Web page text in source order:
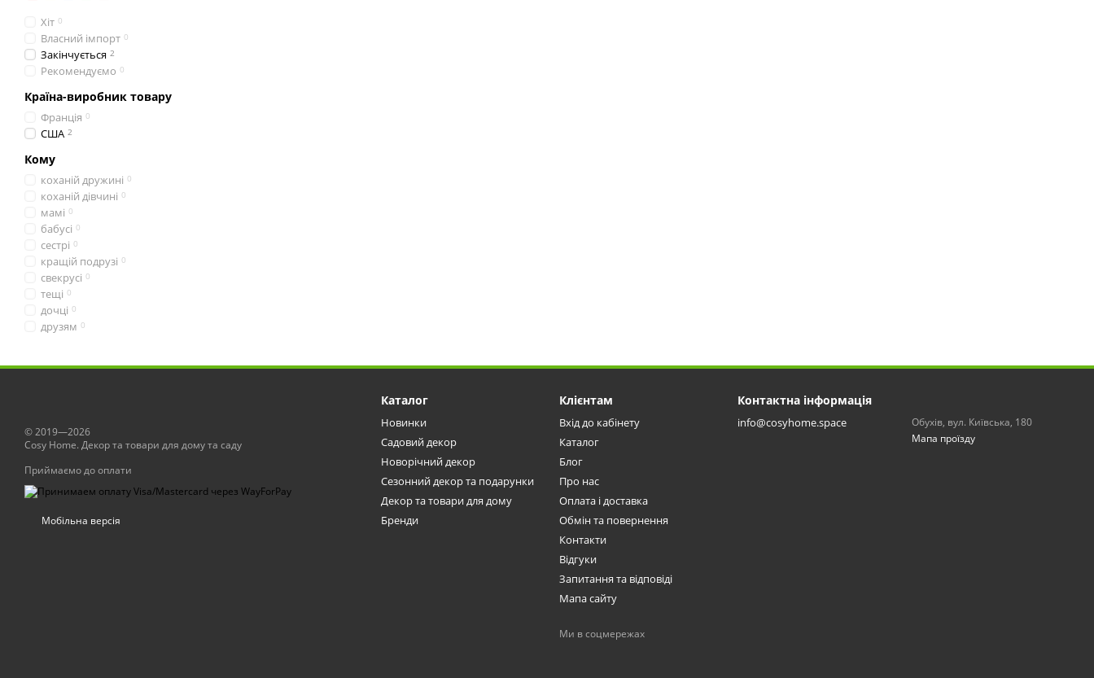
Хіт 0
Власний імпорт 0
Закінчується 2
Рекомендуємо 0
Країна-виробник товару
Франція 0
США 2
Кому
коханій дружині 0
коханій дівчині 0
мамі 0
бабусі 0
сестрі 0
кращій подрузі 0
свекруcі 0
тещі 0
дочці 0
друзям 0
© 2019—2026
Сosy Home. Декор та товари для дому та саду
Приймаємо до оплати
Мобільна версія
Каталог
Новинки
Садовий декор
Новорічний декор
Сезонний декор та подарунки
Декор та товари для дому
Бренди
Клієнтам
Вхід до кабінету
Каталог
Блог
Про нас
Оплата і доставка
Обмін та повернення
Контакти
Відгуки
Запитання та відповіді
Мапа сайту
Ми в соцмережах
Контактна інформація
info@cosyhome.space
Обухів, вул. Київська, 180
Мапа проїзду